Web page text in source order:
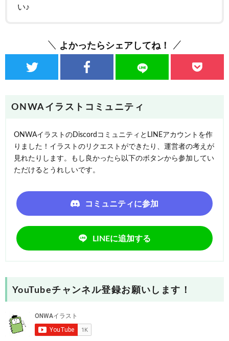
い♪
よかったらシェアしてね！
ONWAイラストコミュニティ
ONWAイラストのDiscordコミュニティとLINEアカウントを作
りました！イラストのリクエストができたり、運営者の考えが
見れたりします。もし良かったら以下のボタンから参加してい
ただけるとうれしいです。
コミュニティに参加
LINEに追加する
YouTubeチャンネル登録お願いします！